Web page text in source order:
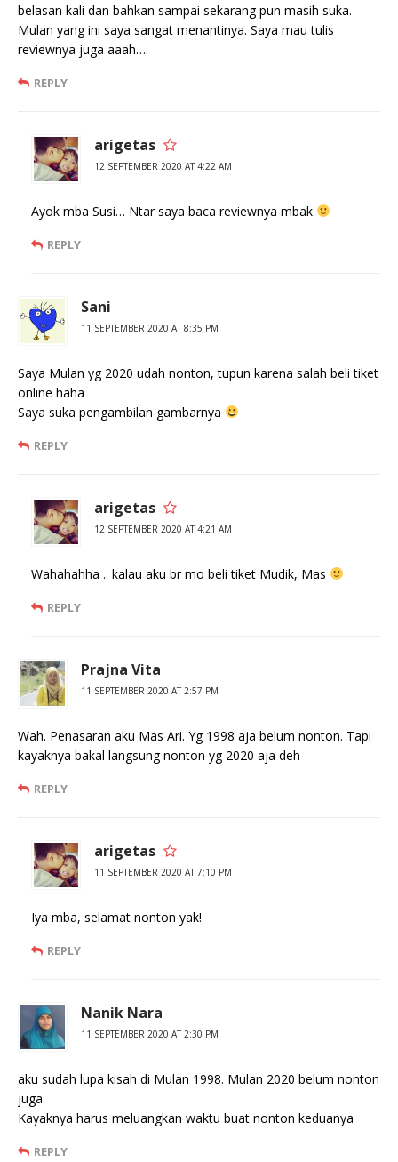
belasan kali dan bahkan sampai sekarang pun masih suka.
Mulan yang ini saya sangat menantinya. Saya mau tulis
reviewnya juga aaah….
REPLY
arigetas
12 SEPTEMBER 2020 AT 4:22 AM
Ayok mba Susi… Ntar saya baca reviewnya mbak
REPLY
Sani
11 SEPTEMBER 2020 AT 8:35 PM
Saya Mulan yg 2020 udah nonton, tupun karena salah beli tiket
online haha
Saya suka pengambilan gambarnya
REPLY
arigetas
12 SEPTEMBER 2020 AT 4:21 AM
Wahahahha .. kalau aku br mo beli tiket Mudik, Mas
REPLY
Prajna Vita
11 SEPTEMBER 2020 AT 2:57 PM
Wah. Penasaran aku Mas Ari. Yg 1998 aja belum nonton. Tapi
kayaknya bakal langsung nonton yg 2020 aja deh
REPLY
arigetas
11 SEPTEMBER 2020 AT 7:10 PM
Iya mba, selamat nonton yak!
REPLY
Nanik Nara
11 SEPTEMBER 2020 AT 2:30 PM
aku sudah lupa kisah di Mulan 1998. Mulan 2020 belum nonton
juga.
Kayaknya harus meluangkan waktu buat nonton keduanya
REPLY